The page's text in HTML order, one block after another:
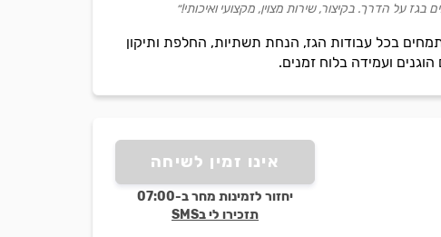
מס` 514627, *לא מסעדות* עם וותק של 20 שנות ניסיון, מתמחים בכל עבודות הגז, הנחת תשתיות, החלפת ותיקון
ועמידה בלוח זמנים.
על הדרך. בקיצור, שירות מצוין, מקצועי ואיכותי!״
אינו זמין לשיחה
יחזור לזמינות מחר ב-07:00
תזכירו לי בSMS